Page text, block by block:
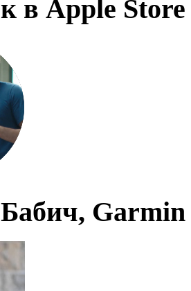
в Apple Store
Garmin